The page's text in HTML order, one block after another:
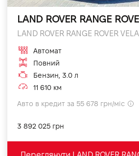
LAND ROVER RANGE
LAND ROVER RANGE ROVER
Автомат
Повний
Бензин, 3.0 л
11 610 км
Авто в кредит за 55 678 грн/міс
3 892 025 грн